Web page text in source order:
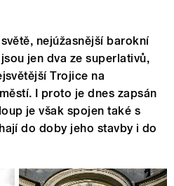
nejúžasnější barokní
jen dva ze superlativů,
Trojice na
I proto je dnes zapsán
je však spojen také s
do doby jeho stavby i do